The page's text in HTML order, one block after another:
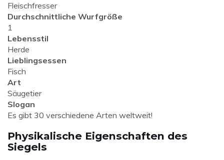
Fleischfresser
Durchschnittliche Wurfgröße
1
Lebensstil
Herde
Lieblingsessen
Fisch
Art
Säugetier
Slogan
Es gibt 30 verschiedene Arten weltweit!
Physikalische Eigenschaften des
Siegels